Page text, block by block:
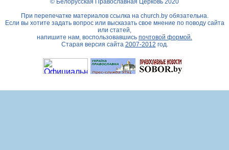
© Белорусская Православная Церковь 2020
При перепечатке материалов ссылка на church.byобязательна.
Если вы хотите задать вопрос или высказать свое мнение по поводу сайта
или статей,
напишите нам, воспользовавшись почтовой формой.
Старая версия сайта 2007-2012 год.